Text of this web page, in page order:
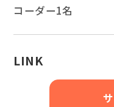
コーダー1名
LINK